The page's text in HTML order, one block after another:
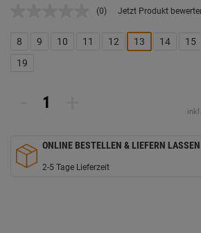
Kein
Link
auf
(0) Jetzt Produkt
8 9 10 11 12 13 14 15
19
ONLINE BESTELLEN & LIEFERN LASSEN
2-5 Tage Lieferzeit